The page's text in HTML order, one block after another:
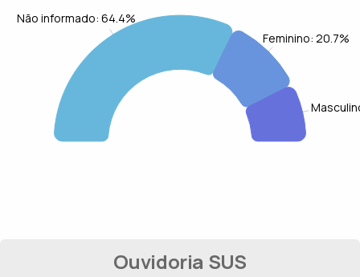
Não informado: 64.4%
Feminino: 20.7%
Ouvidoria SUS